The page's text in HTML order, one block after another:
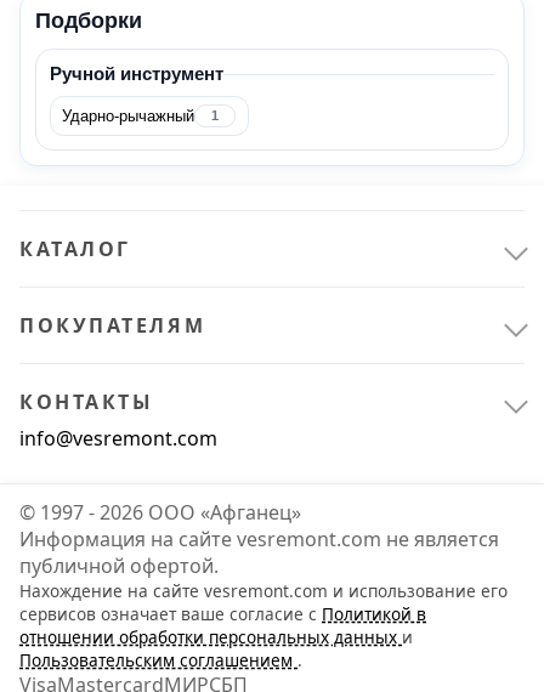
Ручной инструмент 10
Отвертки 2
Для инструмента
Для ручного инструмента
Спецодежда и СИЗ
Подборки
Ручной инструмент
Ударно-рычажный 1
КАТАЛОГ
ПОКУПАТЕЛЯМ
КОНТАКТЫ
info@vesremont.com
© 1997 - 2026 ООО «Афганец»
Информация на сайте vesremont.com не является
публичной офертой.
Нахождение на сайте vesremont.com и использование его
сервисов означает ваше согласие с Политикой в
отношении обработки персональных данных и
Пользовательским соглашением .
VisaMastercardМИРСБП